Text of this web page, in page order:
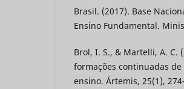
Brasil. (2017). Base
Ensino Fundamental.
Brol, I. S., & Martelli, A. C.
formações continuadas
ensino. Ártemis, 25(1),